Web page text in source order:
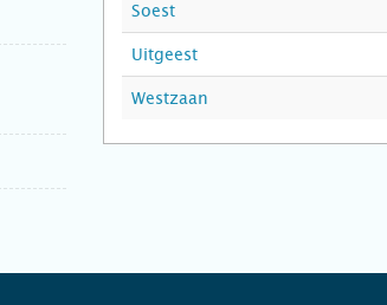
Soest
Uitgeest
Westzaan